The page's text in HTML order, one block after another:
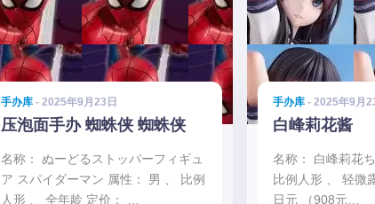
手办库 - 2025年9月23日
压泡面手办 蜘蛛侠 蜘蛛侠
名称： ぬーどるストッパーフィギュ
ア スパイダーマン 属性： 男 、 比例
人形 、 全年龄 定价： …
手办库 - 2025年9月
白峰莉花酱
名称： 白峰莉花
比例人形 、 轻微
日元 （908元…